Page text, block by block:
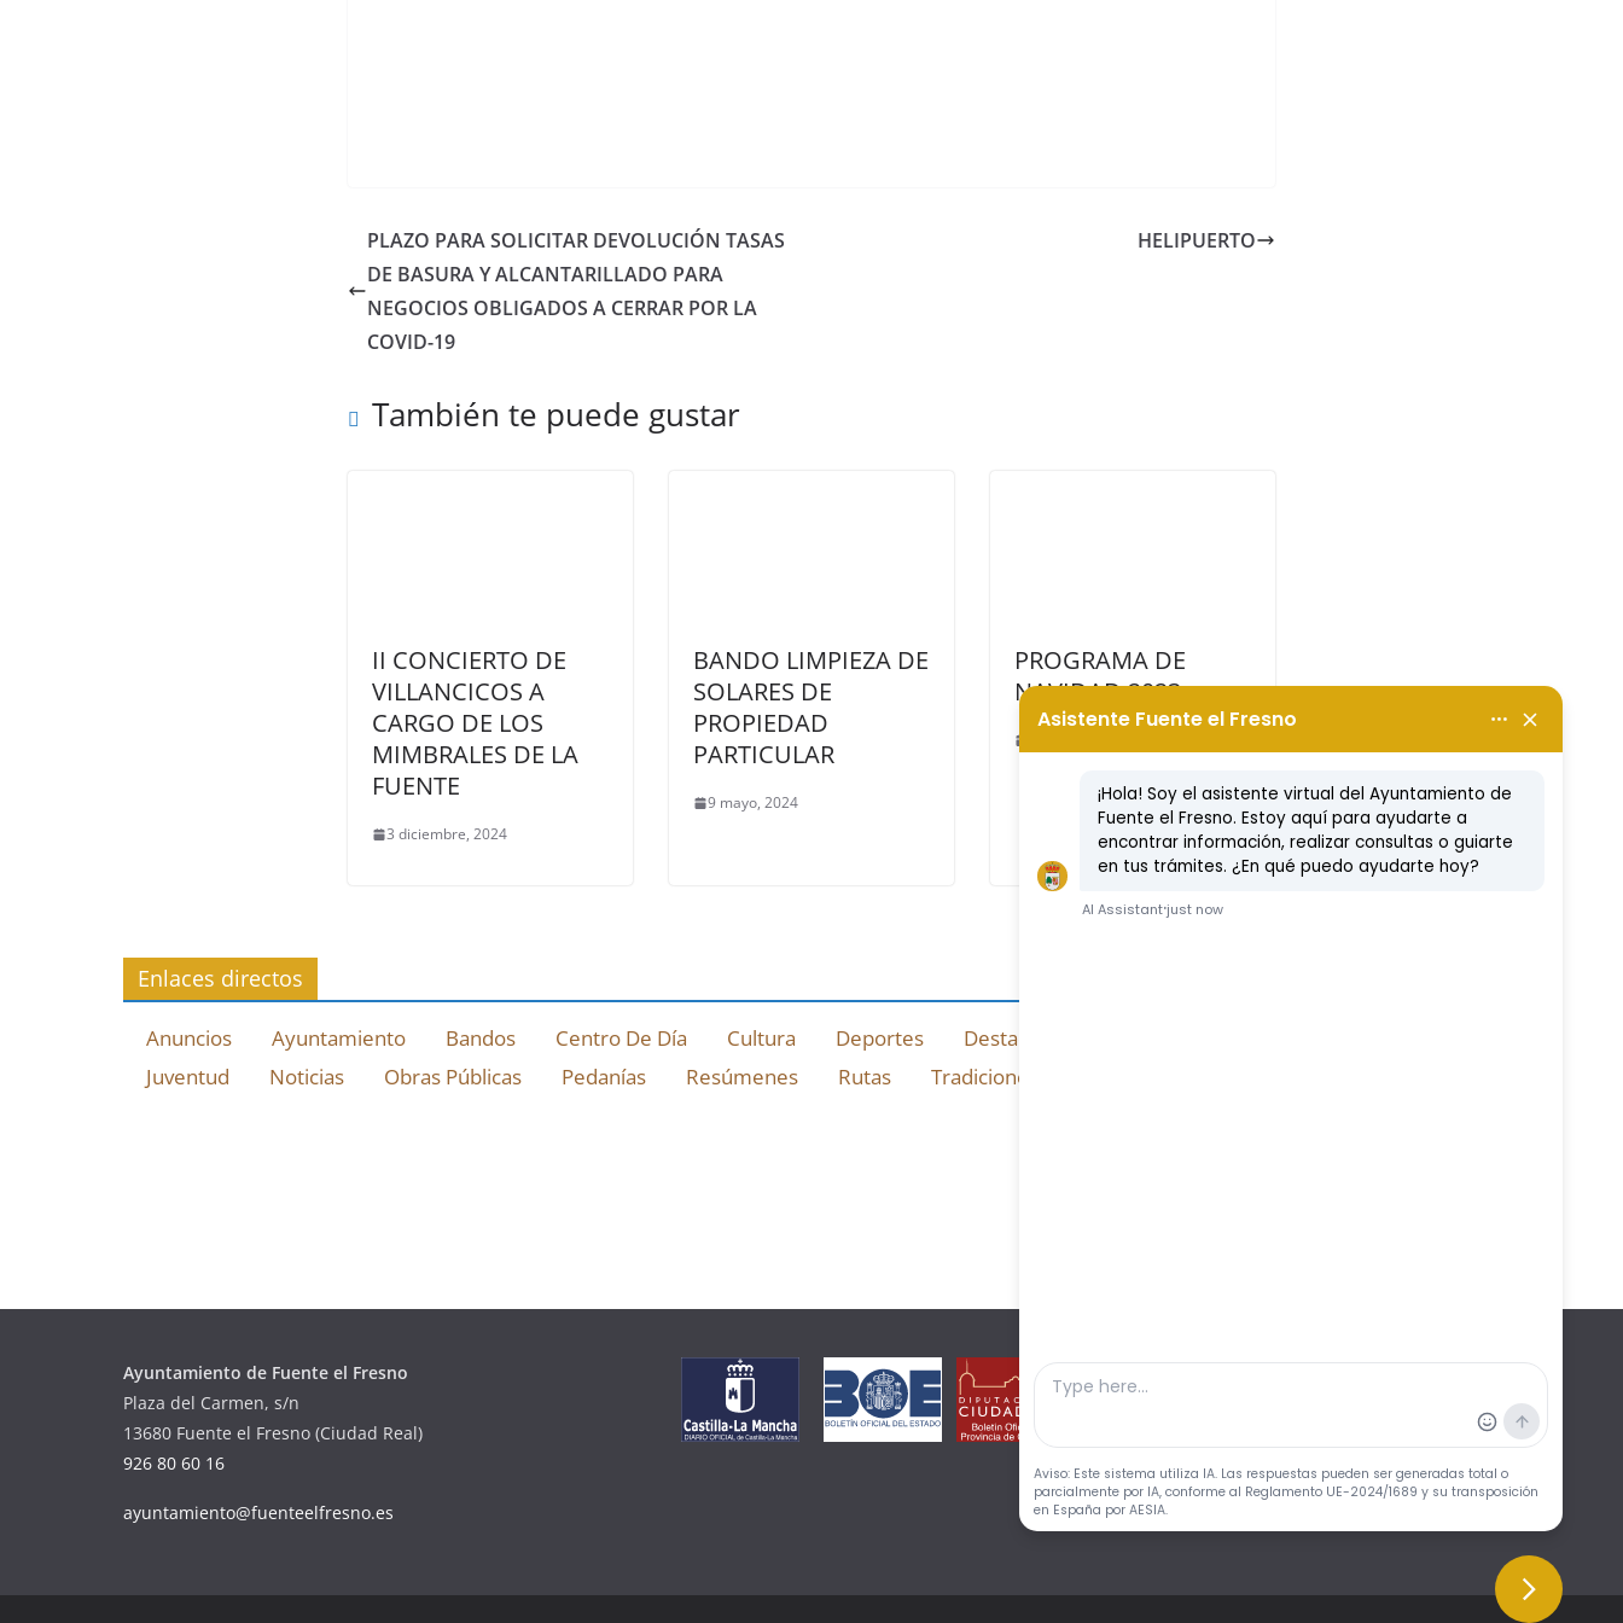
PLAZO PARA SOLICITAR DEVOLUCIÓN TASAS
DE BASURA Y ALCANTARILLADO PARA
NEGOCIOS OBLIGADOS A CERRAR POR LA
COVID-19
HELIPUERTO
También te puede gustar
II CONCIERTO DE
VILLANCICOS A
CARGO DE LOS
MIMBRALES DE LA
FUENTE
3 diciembre, 2024
BANDO LIMPIEZA DE
SOLARES DE
PROPIEDAD
PARTICULAR
9 mayo, 2024
PROGRAMA DE
NAVIDAD 2023
Enlaces directos
Anuncios Ayuntamiento Bandos Centro De Día Cultura Deportes Destacado
Juventud
Noticias Obras Públicas Pedanías Resúmenes Rutas Tradiciones
Ayuntamiento de Fuente el Fresno
Plaza del Carmen, s/n
13680 Fuente el Fresno (Ciudad Real)
926 80 60 16
ayuntamiento@fuenteelfresno.es